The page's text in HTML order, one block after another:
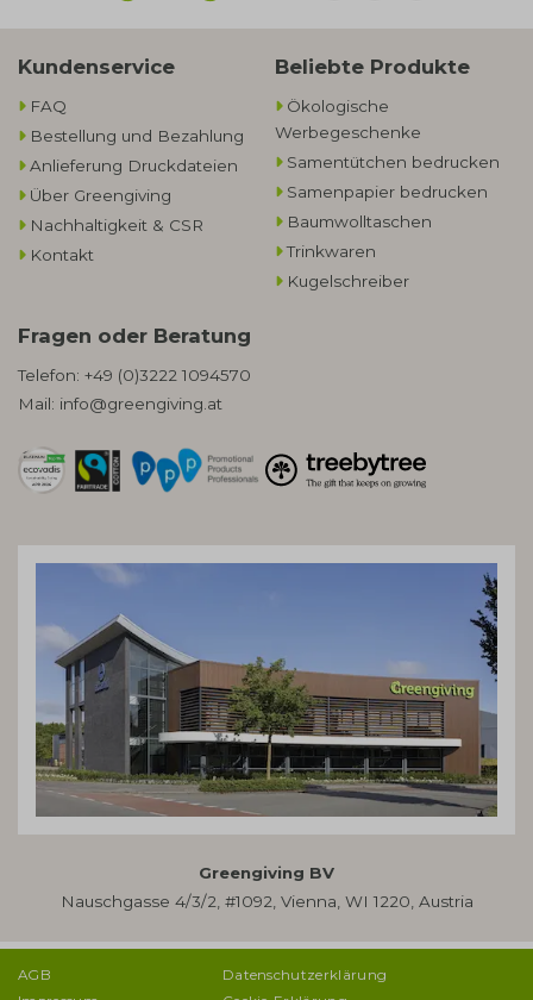
Kundenservice
FAQ
Bestellung und Bezahlung
Anlieferung Druckdateien
Über Greengiving
Nachhaltigkeit & CSR
Kontakt
Beliebte Produkte
Ökologische
Werbegeschenke​
Samentütchen bedrucken
Samenpapier bedrucken
Baumwolltaschen​
Trinkwaren
Kugelschreiber
Fragen oder Beratung
Telefon: +49 (0)3222 1094570
Mail: info@greengiving.at
Greengiving BV
Nauschgasse 4/3/2, #1092, Vienna, WI 1220, Austria
AGB
Datenschutzerklärung